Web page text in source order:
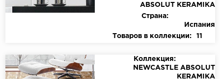
ABSOLUT KERAMIKA
Страна:
Испания
Товаров в коллекции:
11
Коллекция:
NEWCASTLE ABSOLUT
KERAMIKA